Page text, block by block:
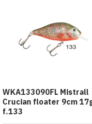
WKA133090FL Mistrall
Crucian floater 9cm
f.133